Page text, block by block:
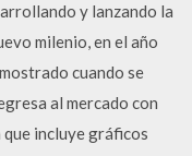
y lanzando la
milenio, en el año
cuando se
al mercado con
incluye gráficos